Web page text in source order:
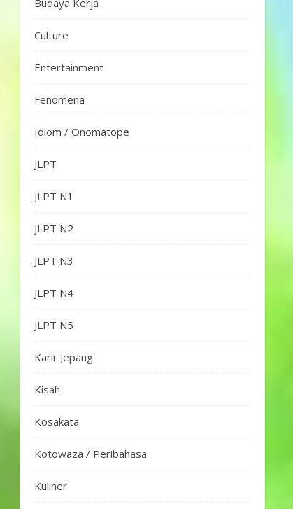
Culture
Entertainment
Fenomena
Idiom / Onomatope
JLPT
JLPT N1
JLPT N2
JLPT N3
JLPT N4
JLPT N5
Karir Jepang
Kisah
Kosakata
Kotowaza / Peribahasa
Kuliner